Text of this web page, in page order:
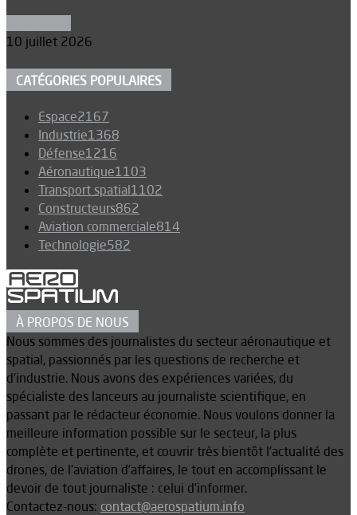
10 juillet 2026
CATÉGORIES POPULAIRES
Espace2167
Industrie1368
Défense1216
Aéronautique1103
Transport spatial1102
Constructeurs862
Aviation commerciale814
Technologie582
À PROPOS DE NOUS
Nous sommes des journalistes du secteur aéronautique et
spatial, passionnés par les questions de recherche et
d’industrie. Nous avons des expériences variées, du
spécialiste des lanceurs au journaliste scientifique, en
passant par le rédacteur économie. Nous voulons donner la
meilleure information possible sur le secteur, la plus
complète et pertinente, et couvrir très bientôt l’actualité des
drones, de l’aviation d’affaires, le tout en accomplissant le
devoir de tout journaliste : celui d’informer.
Contactez-nous: contact@aerospatium.info